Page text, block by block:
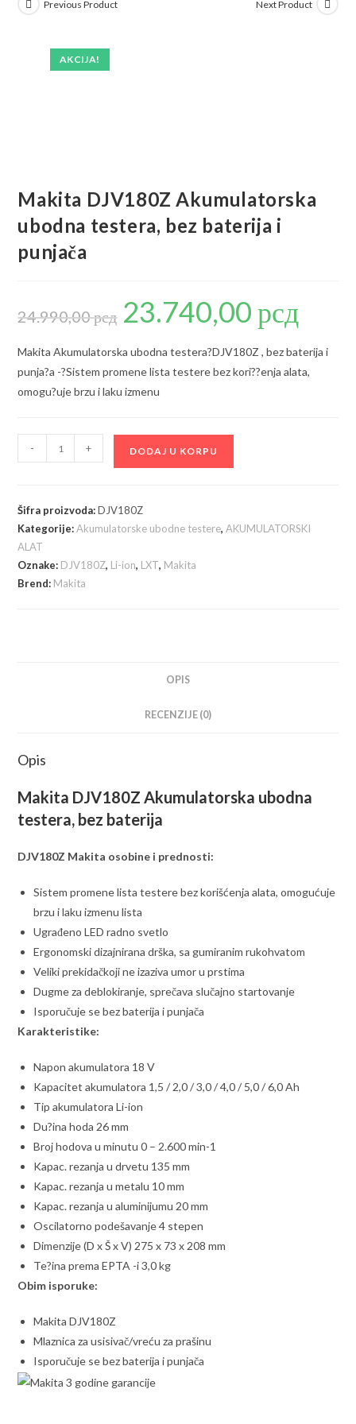
AKCIJA!
Previous Product Next Product
Makita DJV180Z Akumulatorska
ubodna testera, bez baterija i
punjača
24.990,00рсд
Originalna
cena
je
24.990,00 рсд.
23.740,00рсдje:
Makita Akumulatorska ubodna testera?DJV180Z , bez baterija i
punja?a -?Sistem promene lista testere bez kori??enja alata,
omogu?uje brzu i laku izmenu
DJV180Z
ubodna
testera,
bez
baterija
i
- + DODAJ U KORPU
Šifra proizvoda:DJV180Z
Kategorije:Akumulatorske ubodne testere,AKUMULATORSKI
ALAT
Oznake: DJV180Z, Li-ion, LXT, Makita
Brend: Makita
OPIS
RECENZIJE (0)
Opis
Makita DJV180Z Akumulatorska ubodna
testera, bez baterija
DJV180Z Makita osobine i prednosti:
Sistem promene lista testere bez korišćenja alata, omogućuje
brzu i laku izmenu lista
Ugrađeno LED radno svetlo
Ergonomski dizajnirana drška, sa gumiranim rukohvatom
Veliki prekidačkoji ne izaziva umor u prstima
Dugme za deblokiranje, sprečava slučajno startovanje
Isporučuje se bez baterija i punjača
Karakteristike:
Napon akumulatora 18 V
Kapacitet akumulatora 1,5 / 2,0 / 3,0 / 4,0 / 5,0 / 6,0 Ah
Tip akumulatora Li-ion
Du?ina hoda 26 mm
Broj hodova u minutu 0 – 2.600 min-1
Kapac. rezanja u drvetu 135 mm
Kapac. rezanja u metalu 10 mm
Kapac. rezanja u aluminijumu 20 mm
Oscilatorno podešavanje 4 stepen
Dimenzije (D x Š x V) 275 x 73 x 208 mm
Te?ina prema EPTA -i 3,0 kg
Obim isporuke:
Makita DJV180Z
Mlaznica za usisivač/vreću za prašinu
Isporučuje se bez baterija i punjača